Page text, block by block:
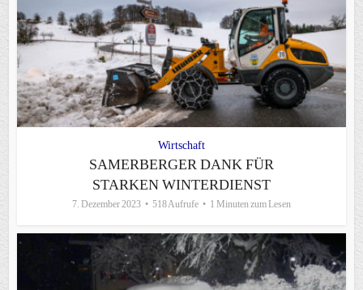
Wirtschaft
SAMERBERGER DANK FÜR
STARKEN WINTERDIENST
7. Dezember 2023 518 Aufrufe 1 Minuten zum Lesen